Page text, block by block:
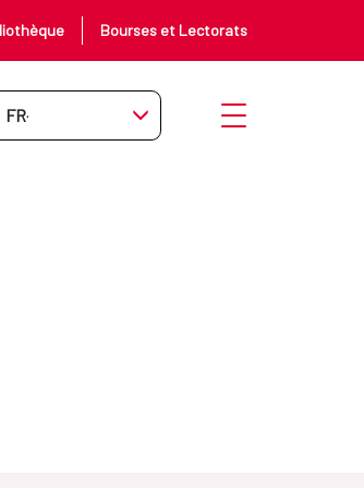
Bourses et Lectorats
FR-FR Ouvrir le menu